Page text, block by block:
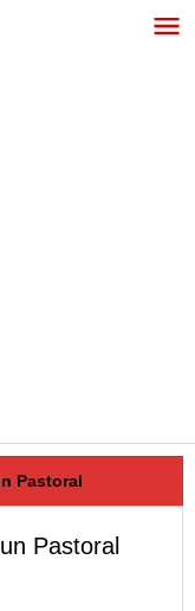
Pastoral
Pastoral